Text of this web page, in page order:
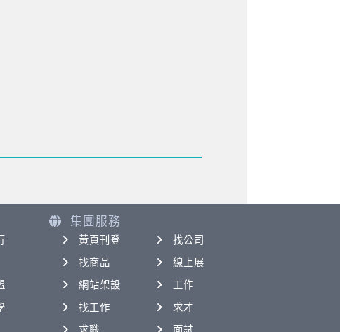
集團服務
黃頁刊登
找公司
找商品
線上展
網站架設
工作
找工作
求才